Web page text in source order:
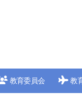
教育委員会 教